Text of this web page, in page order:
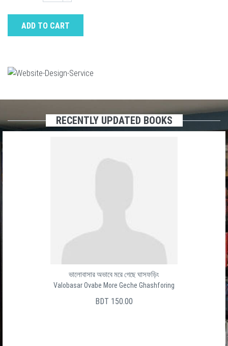
ADD TO CART
RECENTLY UPDATED BOOKS
ভালোবাসার অভাবে মরে গেছে ঘাসফড়িং
Valobasar Ovabe More Geche Ghashforing
BDT 150.00